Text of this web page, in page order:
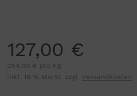
127,00 €
254,00 € pro Kg
inkl. 19 % MwSt. zzgl.
Versandkosten